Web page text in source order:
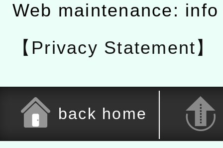
Web maintenance:
【Privacy Statement】
back home